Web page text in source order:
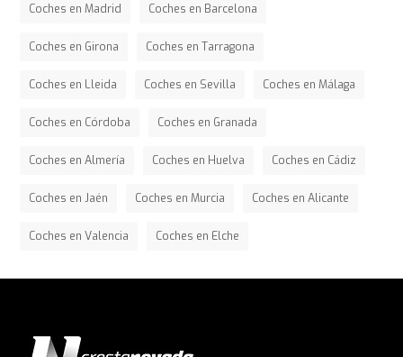
Coches en Madrid Coches en Barcelona
Coches en Girona Coches en Tarragona
Coches en Lleida Coches en Sevilla Coches en Málaga
Coches en Córdoba Coches en Granada
Coches en Almería Coches en Huelva Coches en Cádiz
Coches en Jaén Coches en Murcia Coches en Alicante
Coches en Valencia Coches en Elche